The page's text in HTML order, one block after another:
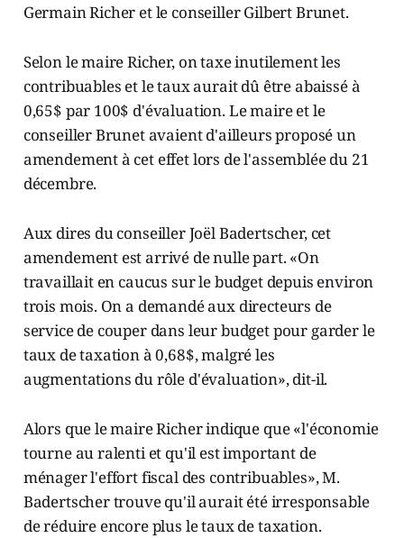
Germain Richer et le conseiller Gilbert Brunet.
Selon le maire Richer, on taxe inutilement les
contribuables et le taux aurait dû être abaissé à
0,65$ par 100$ d'évaluation. Le maire et le
conseiller Brunet avaient d'ailleurs proposé un
amendement à cet effet lors de l'assemblée du 21
décembre.
Aux dires du conseiller Joël Badertscher, cet
amendement est arrivé de nulle part. «On
travaillait en caucus sur le budget depuis environ
trois mois. On a demandé aux directeurs de
service de couper dans leur budget pour garder le
taux de taxation à 0,68$, malgré les
augmentations du rôle d'évaluation», dit-il.
Alors que le maire Richer indique que «l'économie
tourne au ralenti et qu'il est important de
ménager l'effort fiscal des contribuables», M.
Badertscher trouve qu'il aurait été irresponsable
de réduire encore plus le taux de taxation.